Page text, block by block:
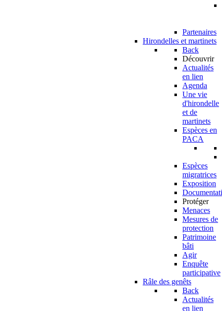
Partenaires
Hirondelles et martinets
Back
Découvrir
Actualités
en lien
Agenda
Une vie
d'hirondelle
et de
martinets
Espèces en
PACA
Espèces
migratrices
Exposition
Protéger
Menaces
Mesures de
protection
Patrimoine
bâti
Agir
Enquête
participative
Râle des genêts
Back
Actualités
en lien